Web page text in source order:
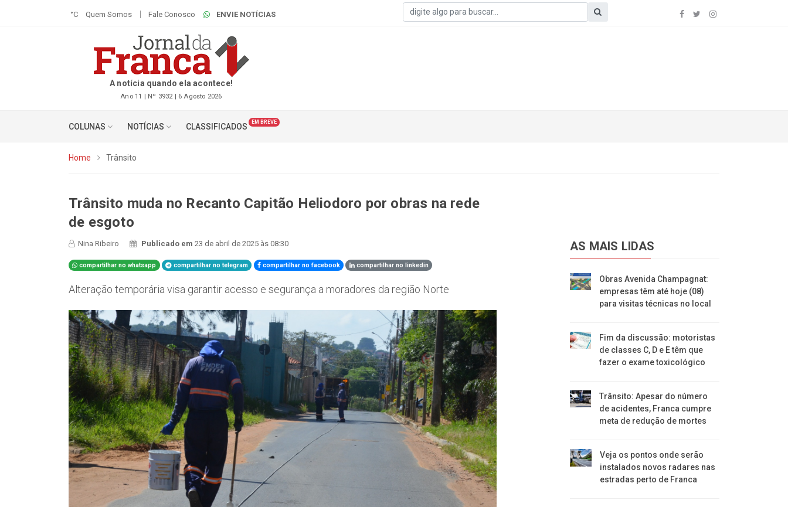
°C Quem Somos Fale Conosco ENVIE NOTÍCIAS
A notícia quando ela acontece!
Ano 11 | Nº 3932 | 6 Agosto 2026
COLUNAS NOTÍCIAS CLASSIFICADOS EM BREVE
Home Trânsito
Trânsito muda no Recanto Capitão Heliodoro por obras na rede
de esgoto
Nina Ribeiro Publicado em23 de abril de 2025 às 08:30
compartilhar no whatsapp compartilhar no telegram compartilhar no facebook compartilhar no linkedin
Alteração temporária visa garantir acesso e segurança a moradores da região Norte
AS MAIS LIDAS
Obras Avenida Champagnat:
empresas têm até hoje (08)
para visitas técnicas no local
Fim da discussão: motoristas
de classes C, D e E têm que
fazer o exame toxicológico
Trânsito: Apesar do número
de acidentes, Franca cumpre
meta de redução de mortes
Veja os pontos onde serão
instalados novos radares nas
estradas perto de Franca